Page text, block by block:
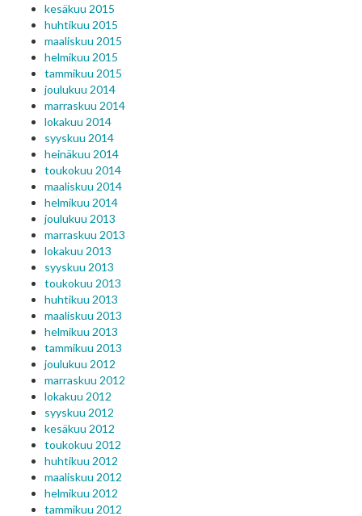
kesäkuu 2015
huhtikuu 2015
maaliskuu 2015
helmikuu 2015
tammikuu 2015
joulukuu 2014
marraskuu 2014
lokakuu 2014
syyskuu 2014
heinäkuu 2014
toukokuu 2014
maaliskuu 2014
helmikuu 2014
joulukuu 2013
marraskuu 2013
lokakuu 2013
syyskuu 2013
toukokuu 2013
huhtikuu 2013
maaliskuu 2013
helmikuu 2013
tammikuu 2013
joulukuu 2012
marraskuu 2012
lokakuu 2012
syyskuu 2012
kesäkuu 2012
toukokuu 2012
huhtikuu 2012
maaliskuu 2012
helmikuu 2012
tammikuu 2012